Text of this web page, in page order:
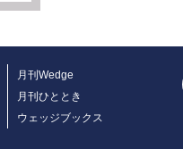
月刊Wedge
月刊ひととき
ウェッジブックス